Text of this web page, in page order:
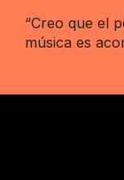
“Creo que el
música es